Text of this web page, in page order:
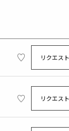
リクエス
リクエス